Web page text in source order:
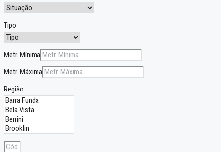
Tipo
Metr. Mínima
Metr. Máxima
Região